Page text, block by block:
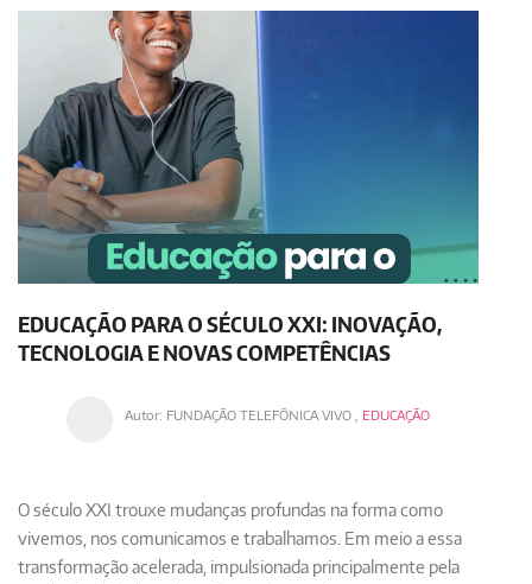
EDUCAÇÃO PARA O SÉCULO XXI: INOVAÇÃO,
TECNOLOGIA E NOVAS COMPETÊNCIAS
Autor: FUNDAÇÃO TELEFÔNICA VIVO EDUCAÇÃO
O século XXI trouxe mudanças profundas na forma como
vivemos, nos comunicamos e trabalhamos. Em meio a essa
transformação acelerada, impulsionada principalmente pela